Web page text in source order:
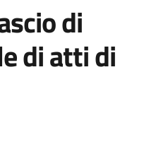
di
di atti di